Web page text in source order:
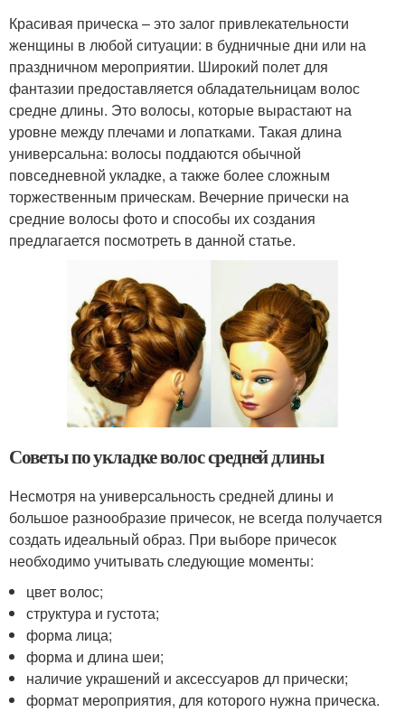
Красивая прическа – это залог привлекательности
женщины в любой ситуации: в будничные дни или на
праздничном мероприятии. Широкий полет для
фантазии предоставляется обладательницам волос
средне длины. Это волосы, которые вырастают на
уровне между плечами и лопатками. Такая длина
универсальна: волосы поддаются обычной
повседневной укладке, а также более сложным
торжественным прическам. Вечерние прически на
средние волосы фото и способы их создания
предлагается посмотреть в данной статье.
Советы по укладке волос средней длины
Несмотря на универсальность средней длины и
большое разнообразие причесок, не всегда получается
создать идеальный образ. При выборе причесок
необходимо учитывать следующие моменты:
цвет волос;
структура и густота;
форма лица;
форма и длина шеи;
наличие украшений и аксессуаров дл прически;
формат мероприятия, для которого нужна прическа.